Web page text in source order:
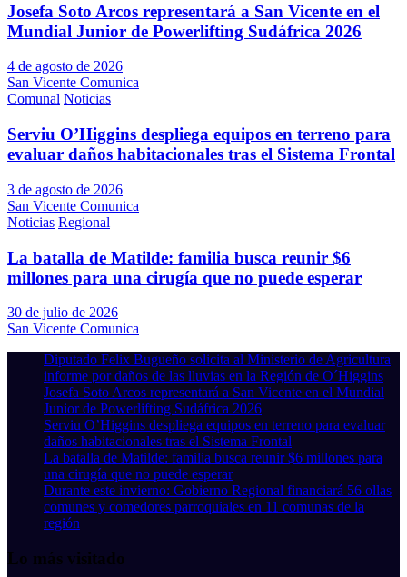
Josefa Soto Arcos representará a San Vicente en el
Mundial Junior de Powerlifting Sudáfrica 2026
4 de agosto de 2026
San Vicente Comunica
Comunal Noticias
Serviu O’Higgins despliega equipos en terreno para
evaluar daños habitacionales tras el Sistema Frontal
3 de agosto de 2026
San Vicente Comunica
Noticias Regional
La batalla de Matilde: familia busca reunir $6
millones para una cirugía que no puede esperar
30 de julio de 2026
San Vicente Comunica
Diputado Felix Bugueño solicita al Ministerio de Agricultura
informe por daños de las lluvias en la Región de O´Higgins
Josefa Soto Arcos representará a San Vicente en el Mundial
Junior de Powerlifting Sudáfrica 2026
Serviu O’Higgins despliega equipos en terreno para evaluar
daños habitacionales tras el Sistema Frontal
La batalla de Matilde: familia busca reunir $6 millones para
una cirugía que no puede esperar
Durante este invierno: Gobierno Regional financiará 56 ollas
comunes y comedores parroquiales en 11 comunas de la
región
Lo más visitado